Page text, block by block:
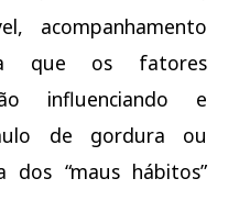
acompanhamento
que os fatores
influenciando e
de gordura ou
dos “maus hábitos”